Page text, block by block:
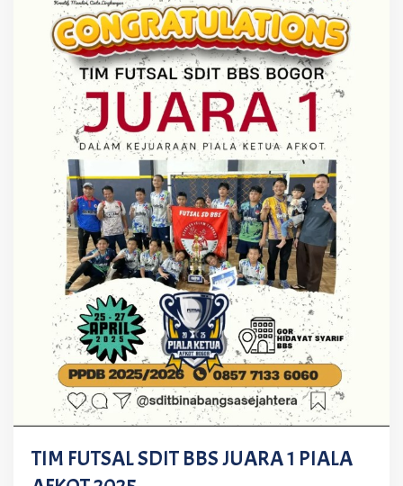
TIM FUTSAL SDIT BBS JUARA 1 PIALA